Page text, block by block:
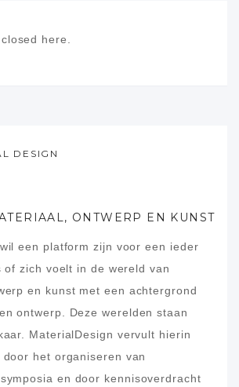
here.
DESIGN
ONTWERP EN KUNST
een platform zijn voor een ieder
of zich voelt in de wereld van
en kunst met een achtergrond
ontwerp. Deze werelden staan
MaterialDesign vervult hierin
het organiseren van
en door kennisoverdracht